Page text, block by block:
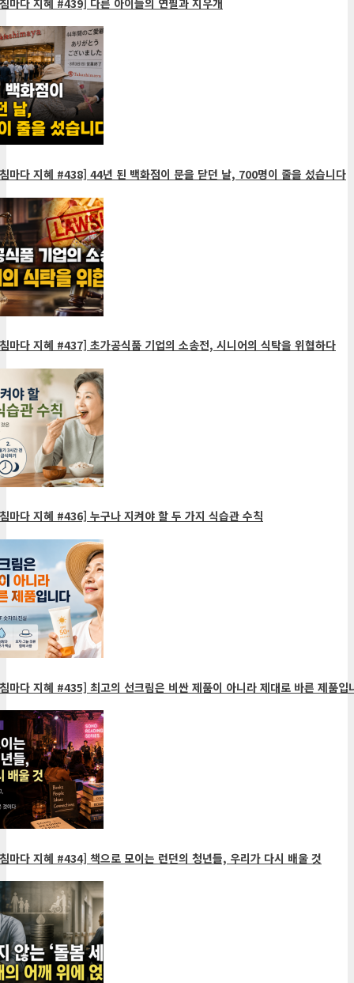
마다 지혜 #438] 44년 된 백화점이 문을 닫던 날, 700명이 줄을 섰습니다
마다 지혜 #437] 초가공식품 기업의 소송전, 시니어의 식탁을 위협하다
마다 지혜 #436] 누구나 지켜야 할 두 가지 식습관 수칙
마다 지혜 #435] 최고의 선크림은 비싼 제품이 아니라 제대로 바른 제품입
마다 지혜 #434] 책으로 모이는 런던의 청년들, 우리가 다시 배울 것